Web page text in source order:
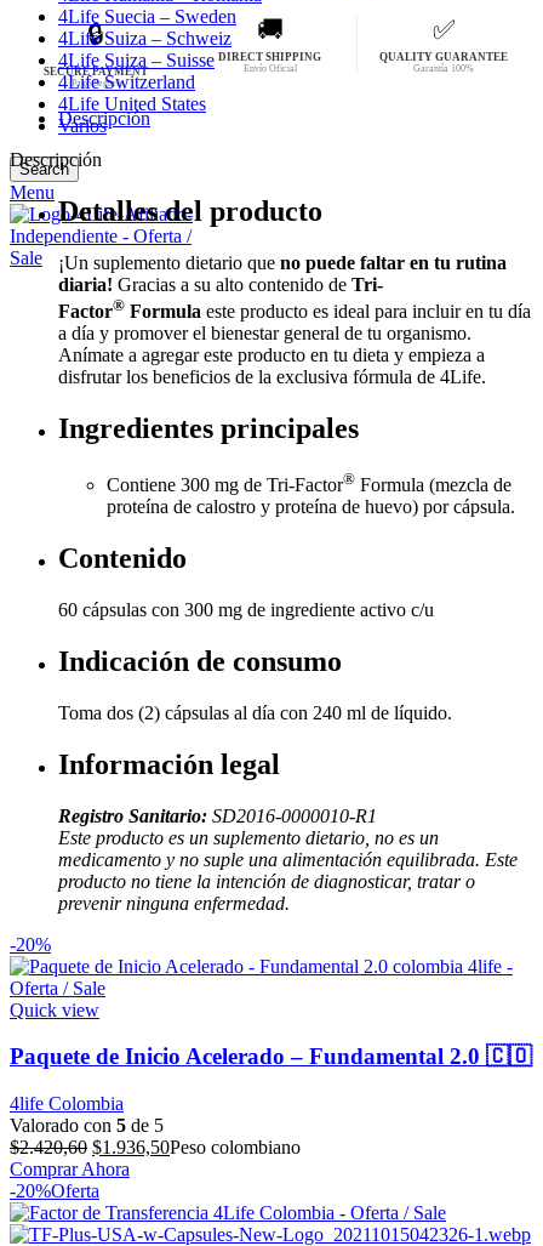
4Life Suecia – Sweden
4Life Suiza – Schweiz
4Life Suiza – Suisse
4Life Switzerland
4Life United States
Varios
Search
Menu
🔒
SECURE PAYMENT
Pago Seguro
🚚
DIRECT SHIPPING
Envío Oficial
✅
QUALITY GUARANTEE
Garantía 100%
Descripción
Descripción
Detalles del producto
¡Un suplemento dietario que no puede faltar en tu rutina
diaria! Gracias a su alto contenido de Tri-
Factor® Formula este producto es ideal para incluir en tu día
a día y promover el bienestar general de tu organismo.
Anímate a agregar este producto en tu dieta y empieza a
disfrutar los beneficios de la exclusiva fórmula de 4Life.
Ingredientes principales
Contiene 300 mg de Tri-Factor® Formula (mezcla de
proteína de calostro y proteína de huevo) por cápsula.
Contenido
60 cápsulas con 300 mg de ingrediente activo c/u
Indicación de consumo
Toma dos (2) cápsulas al día con 240 ml de líquido.
Información legal
Registro Sanitario: SD2016-0000010-R1
Este producto es un suplemento dietario, no es un
medicamento y no suple una alimentación equilibrada. Este
producto no tiene la intención de diagnosticar, tratar o
prevenir ninguna enfermedad.
-20%
Quick view
Paquete de Inicio Acelerado – Fundamental 2.0 🇨🇴
4life Colombia
Valorado con 5 de 5
$2.420,60 El
precio
original
era:
$2.420,60.
$1.936,50El
es:
$1.936,50.
Peso colombiano
Comprar Ahora
-20%Oferta